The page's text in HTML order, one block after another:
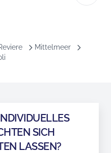
Mittelmeer
SICH
LASSEN?